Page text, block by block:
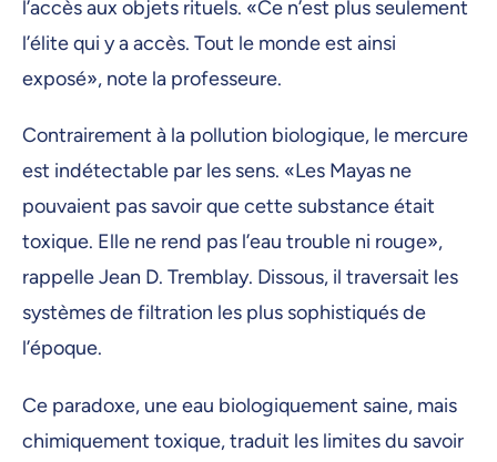
l’accès aux objets rituels. «Ce n’est plus seulement
l’élite qui y a accès. Tout le monde est ainsi
exposé», note la professeure.
Contrairement à la pollution biologique, le mercure
est indétectable par les sens. «Les Mayas ne
pouvaient pas savoir que cette substance était
toxique. Elle ne rend pas l’eau trouble ni rouge»,
rappelle Jean D. Tremblay. Dissous, il traversait les
systèmes de filtration les plus sophistiqués de
l’époque.
Ce paradoxe, une eau biologiquement saine, mais
chimiquement toxique, traduit les limites du savoir